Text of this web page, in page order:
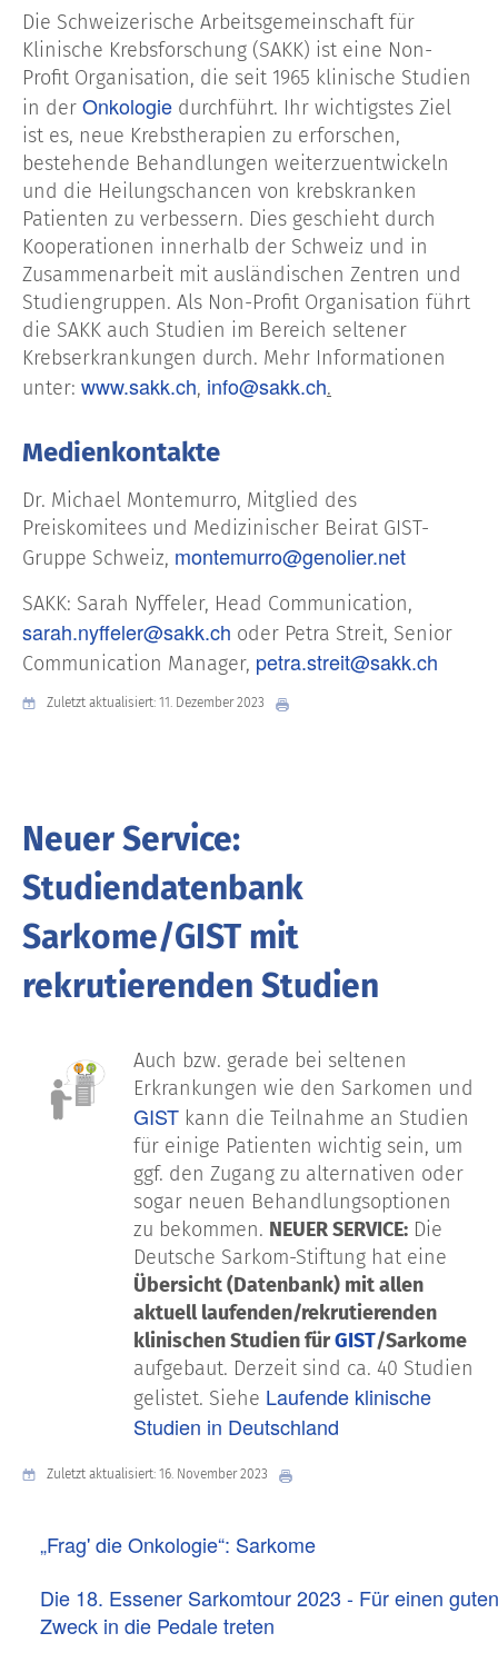
Die Schweizerische Arbeitsgemeinschaft für
Klinische Krebsforschung (SAKK) ist eine Non-
Profit Organisation, die seit 1965 klinische Studien
in der Onkologie durchführt. Ihr wichtigstes Ziel
ist es, neue Krebstherapien zu erforschen,
bestehende Behandlungen weiterzuentwickeln
und die Heilungschancen von krebskranken
Patienten zu verbessern. Dies geschieht durch
Kooperationen innerhalb der Schweiz und in
Zusammenarbeit mit ausländischen Zentren und
Studiengruppen. Als Non-Profit Organisation führt
die SAKK auch Studien im Bereich seltener
Krebserkrankungen durch. Mehr Informationen
unter: www.sakk.ch, info@sakk.ch.
Medienkontakte
Dr. Michael Montemurro, Mitglied des
Preiskomitees und Medizinischer Beirat GIST-
Gruppe Schweiz, montemurro@genolier.net
SAKK: Sarah Nyffeler, Head Communication,
sarah.nyffeler@sakk.ch oder Petra Streit, Senior
Communication Manager, petra.streit@sakk.ch
Zuletzt aktualisiert: 11. Dezember 2023
Neuer Service:
Studiendatenbank
Sarkome/GIST mit
rekrutierenden Studien
Auch bzw. gerade bei seltenen
Erkrankungen wie den Sarkomen und
GIST kann die Teilnahme an Studien
für einige Patienten wichtig sein, um
ggf. den Zugang zu alternativen oder
sogar neuen Behandlungsoptionen
zu bekommen. NEUER SERVICE: Die
Deutsche Sarkom-Stiftung hat eine
Übersicht (Datenbank) mit allen
aktuell laufenden/rekrutierenden
klinischen Studien fürGIST/Sarkome
aufgebaut. Derzeit sind ca. 40 Studien
gelistet. Siehe Laufende klinische
Studien in Deutschland
Zuletzt aktualisiert: 16. November 2023
„Frag' die Onkologie“: Sarkome
Die 18. Essener Sarkomtour 2023 - Für einen guten
Zweck in die Pedale treten